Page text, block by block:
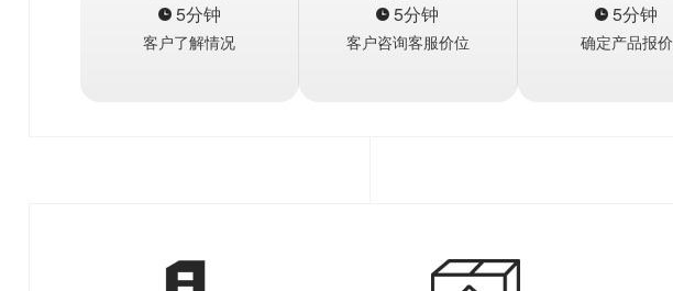
5分钟
客户了解情况
5分钟
客户咨询客服价位
5分钟
确定产品报价